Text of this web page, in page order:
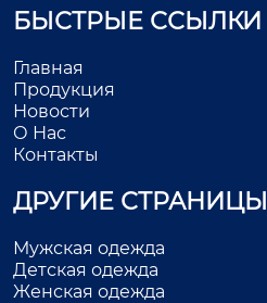
БЫСТРЫЕ ССЫЛКИ
Главная
Продукция
Новости
О Нас
Контакты
ДРУГИЕ СТРАНИЦЫ
Мужская одежда
Детская одежда
Женская одежда